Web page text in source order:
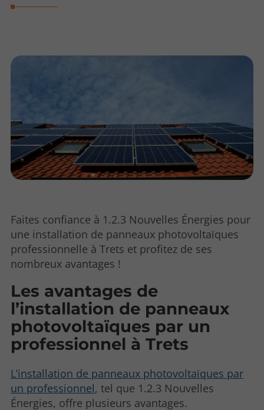
Faites confiance à 1.2.3 Nouvelles Énergies pour
une installation de panneaux photovoltaïques
professionnelle à Trets et profitez de ses
nombreux avantages !
Les avantages de
l’installation de panneaux
photovoltaïques par un
professionnel à Trets
L’installation de panneaux photovoltaïques par
un professionnel, tel que 1.2.3 Nouvelles
Énergies, offre plusieurs avantages.